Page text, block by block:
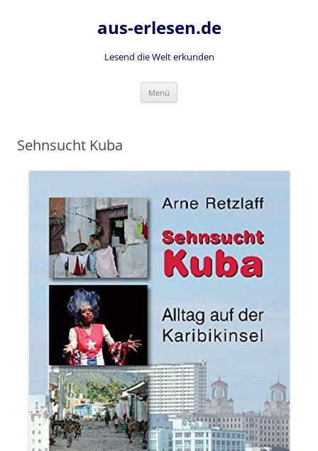
aus-erlesen.de
Lesend die Welt erkunden
Menü
Sehnsucht Kuba